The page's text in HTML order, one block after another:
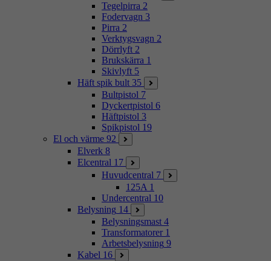
Tegelpirra 2
Fodervagn 3
Pirra 2
Verktygsvagn 2
Dörrlyft 2
Brukskärra 1
Skivlyft 5
Häft spik bult 35
Bultpistol 7
Dyckertpistol 6
Häftpistol 3
Spikpistol 19
El och värme 92
Elverk 8
Elcentral 17
Huvudcentral 7
125A 1
Undercentral 10
Belysning 14
Belysningsmast 4
Transformatorer 1
Arbetsbelysning 9
Kabel 16